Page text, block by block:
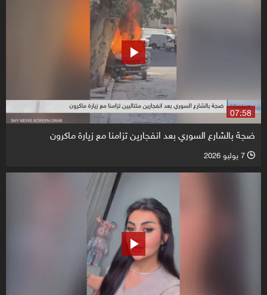
07:58
ضجة بالشارع السوري بعد انفجارين تزامنا مع زيارة ماكرون
l 7 يوليو 2026